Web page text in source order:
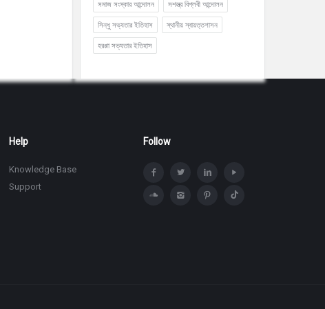
সমাজ সংস্কার আন্দোলন
সশস্ত্র বিপ্লবী আন্দোলন
সিন্ধু সভ্যতার ইতিহাস
স্থানীয় স্বায়ত্তশাসন
হরপ্পা সভ্যতার ইতিহাস
Help
Knowledge Base
Support
Follow